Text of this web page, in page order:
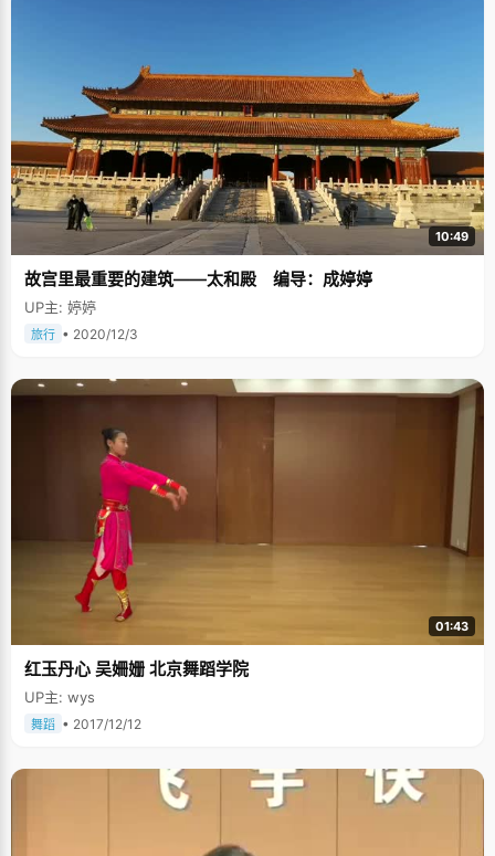
10:49
故宫里最重要的建筑——太和殿 编导：成婷婷
UP主: 婷婷
旅行 • 2020/12/3
01:43
红玉丹心 吴姍姗 北京舞蹈学院
UP主: wys
舞蹈 • 2017/12/12